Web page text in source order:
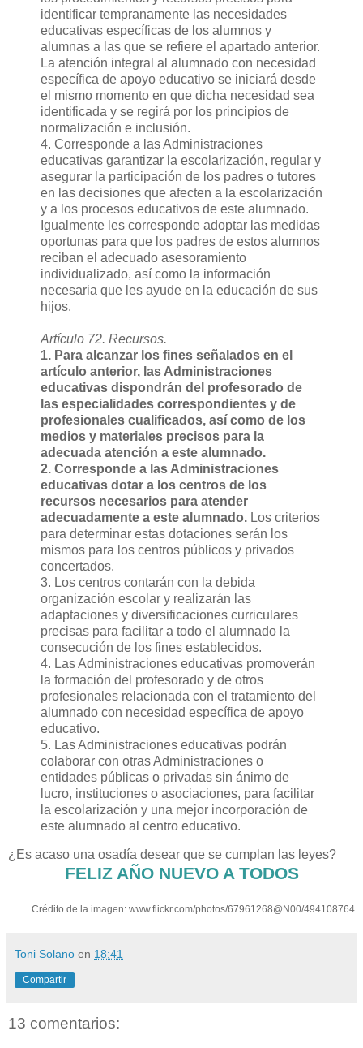
identificar tempranamente las necesidades
educativas específicas de los alumnos y
alumnas a las que se refiere el apartado anterior.
La atención integral al alumnado con necesidad
específica de apoyo educativo se iniciará desde
el mismo momento en que dicha necesidad sea
identificada y se regirá por los principios de
normalización e inclusión.
4. Corresponde a las Administraciones
educativas garantizar la escolarización, regular y
asegurar la participación de los padres o tutores
en las decisiones que afecten a la escolarización
y a los procesos educativos de este alumnado.
Igualmente les corresponde adoptar las medidas
oportunas para que los padres de estos alumnos
reciban el adecuado asesoramiento
individualizado, así como la información
necesaria que les ayude en la educación de sus
hijos.
Artículo 72. Recursos.
1. Para alcanzar los fines señalados en el
artículo anterior, las Administraciones
educativas dispondrán del profesorado de
las especialidades correspondientes y de
profesionales cualificados, así como de los
medios y materiales precisos para la
adecuada atención a este alumnado.
2. Corresponde a las Administraciones
educativas dotar a los centros de los
recursos necesarios para atender
adecuadamente a este alumnado. Los criterios
para determinar estas dotaciones serán los
mismos para los centros públicos y privados
concertados.
3. Los centros contarán con la debida
organización escolar y realizarán las
adaptaciones y diversificaciones curriculares
precisas para facilitar a todo el alumnado la
consecución de los fines establecidos.
4. Las Administraciones educativas promoverán
la formación del profesorado y de otros
profesionales relacionada con el tratamiento del
alumnado con necesidad específica de apoyo
educativo.
5. Las Administraciones educativas podrán
colaborar con otras Administraciones o
entidades públicas o privadas sin ánimo de
lucro, instituciones o asociaciones, para facilitar
la escolarización y una mejor incorporación de
este alumnado al centro educativo.
¿Es acaso una osadía desear que se cumplan las leyes?
FELIZ AÑO NUEVO A TODOS
Crédito de la imagen: www.flickr.com/photos/67961268@N00/494108764
Toni Solano en 18:41
Compartir
13 comentarios: